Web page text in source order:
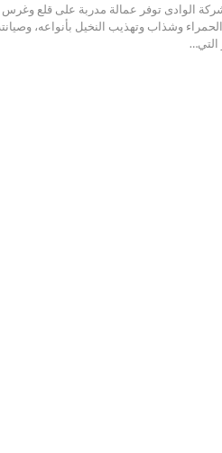
الوادى توفر عمالة مدربة على قلع وغرس
وشذاب وتهذيب النخيل بأنواعه،
التي…